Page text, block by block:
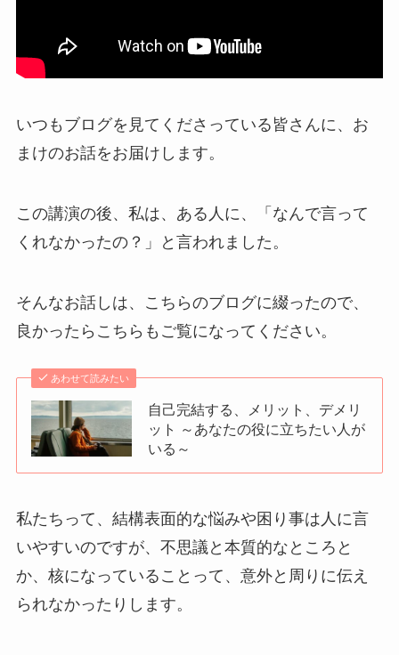
いつもブログを見てくださっている皆さんに、お
まけのお話をお届けします。
この講演の後、私は、ある人に、「なんで言って
くれなかったの？」と言われました。
そんなお話しは、こちらのブログに綴ったので、
良かったらこちらもご覧になってください。
あわせて読みたい
自己完結する、メリット、デメリ
ット ～あなたの役に立ちたい人が
いる～
私たちって、結構表面的な悩みや困り事は人に言
いやすいのですが、不思議と本質的なところと
か、核になっていることって、意外と周りに伝え
られなかったりします。